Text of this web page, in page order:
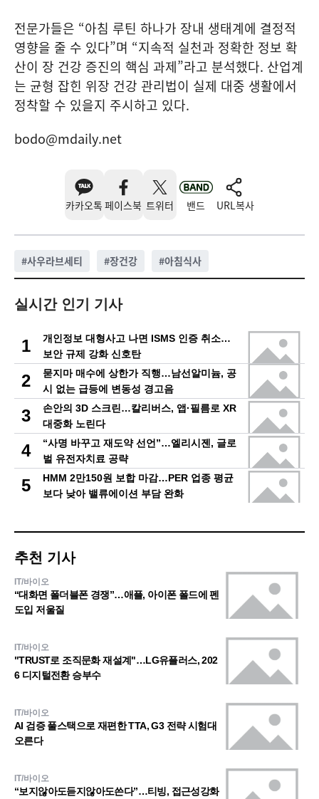
전문가들은 “아침 루틴 하나가 장내 생태계에 결정적
영향을 줄 수 있다”며 “지속적 실천과 정확한 정보 확
산이 장 건강 증진의 핵심 과제”라고 분석했다. 산업계
는 균형 잡힌 위장 건강 관리법이 실제 대중 생활에서
정착할 수 있을지 주시하고 있다.
bodo@mdaily.net
카카오톡 페이스북 트위터 밴드 URL복사
#사우라브세티 #장건강 #아침식사
실시간 인기 기사
1
개인정보 대형사고 나면 ISMS 인증 취소…
보안 규제 강화 신호탄
2
묻지마 매수에 상한가 직행…남선알미늄, 공
시 없는 급등에 변동성 경고음
3
손안의 3D 스크린…칼리버스, 앱·필름로 XR
대중화 노린다
4
“사명 바꾸고 재도약 선언”…엘리시젠, 글로
벌 유전자치료 공략
5
HMM 2만150원 보합 마감…PER 업종 평균
보다 낮아 밸류에이션 부담 완화
추천 기사
IT/바이오
“대화면 폴더블폰 경쟁”…애플, 아이폰 폴드에 펜
도입 저울질
IT/바이오
"TRUST로 조직문화 재설계"…LG유플러스, 202
6 디지털전환 승부수
IT/바이오
AI 검증 풀스택으로 재편한 TTA, G3 전략 시험대
오른다
IT/바이오
“보지않아도듣지않아도쓴다”…티빙, 접근성강화